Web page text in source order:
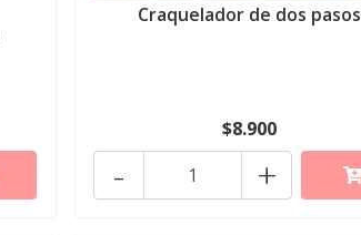
Craquelador de dos pasos
$8.900
+
-